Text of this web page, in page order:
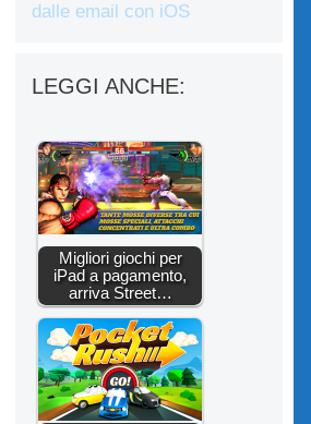
dalle email con iOS
LEGGI ANCHE:
Migliori giochi per
iPad a pagamento,
arriva Street…